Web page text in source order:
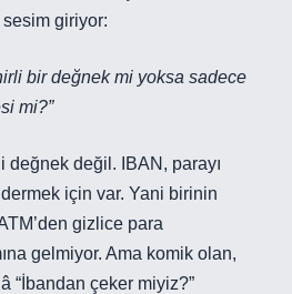
giriyor:
bir değnek mi yoksa sadece
mi?”
değil. IBAN, parayı
için var. Yani birinin
gizlice para
gelmiyor. Ama komik olan,
“İbandan çeker miyiz?”